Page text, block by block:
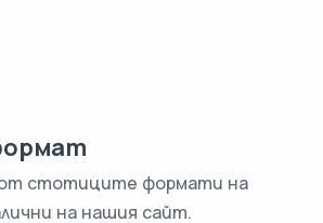
стотиците формати на
на нашия сайт.